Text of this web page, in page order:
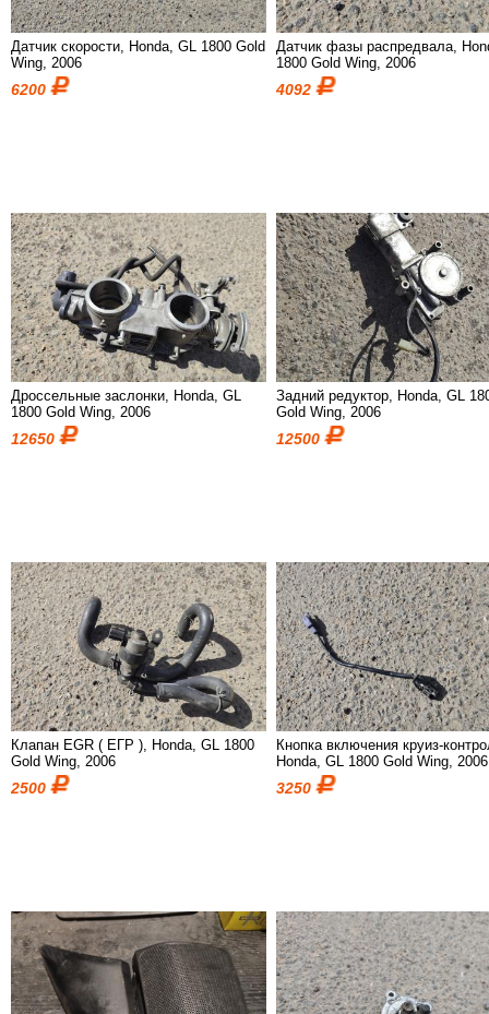
Датчик скорости, Honda, GL 1800 Gold
Wing, 2006
6200
Датчик фазы распредвала,
1800 Gold Wing, 2006
4092
Дроссельные заслонки, Honda, GL
1800 Gold Wing, 2006
12650
Задний редуктор, Honda, GL
Gold Wing, 2006
12500
Клапан EGR ( ЕГР ), Honda, GL 1800
Gold Wing, 2006
2500
Кнопка включения круиз-
Honda, GL 1800 Gold Wing, 2006
3250